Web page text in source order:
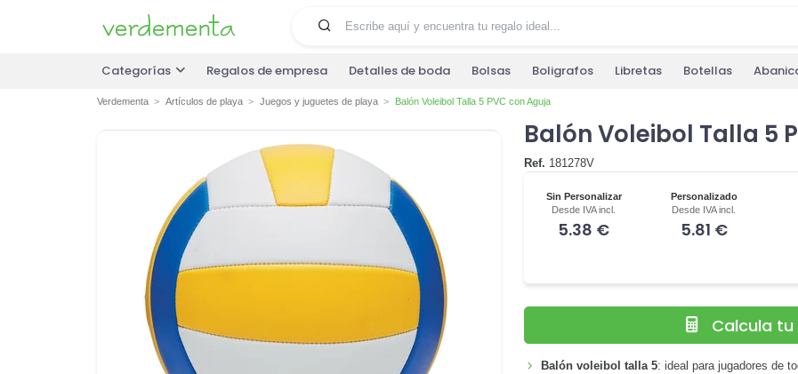
Categorías Regalos de empresa Detalles de boda Bolsas Boligrafos Libretas Botellas
Verdementa Artículos de playa Juegos y juguetes de playa Balón Voleibol Talla 5 PVC con Aguja
Balón Voleibol Talla 5
Ref. 181278V
Sin Personalizar
Desde IVA incl.
5.38 €
Personalizado
Desde IVA incl.
5.81 €
Calcula
Balón voleibol talla 5: ideal para jugadores de